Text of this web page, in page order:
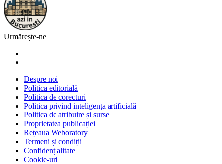
Urmărește-ne
Despre noi
Politica editorială
Politica de corecturi
Politica privind inteligența artificială
Politica de atribuire și surse
Proprietatea publicației
Rețeaua Weboratory
Termeni și condiții
Confidențialitate
Cookie-uri